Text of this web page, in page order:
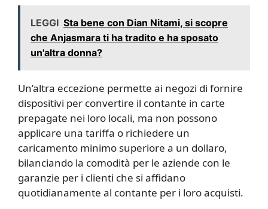
LEGGI Sta bene con Dian Nitami, si scopre
che Anjasmara ti ha tradito e ha sposato
un'altra donna?
Un’altra eccezione permette ai negozi di fornire
dispositivi per convertire il contante in carte
prepagate nei loro locali, ma non possono
applicare una tariffa o richiedere un
caricamento minimo superiore a un dollaro,
bilanciando la comodità per le aziende con le
garanzie per i clienti che si affidano
quotidianamente al contante per i loro acquisti.